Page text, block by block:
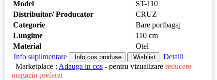
Model
ST-110
Distribuitor/ Producator
CRUZ
Categorie
Bare portbagaj
Lungime
110 cm
Material
Otel
Info suplimentare
Info cos produse Wishlist
Detalii
Marketplace : Adauga in cos - pentru vizualizare reducere
magazin preferat